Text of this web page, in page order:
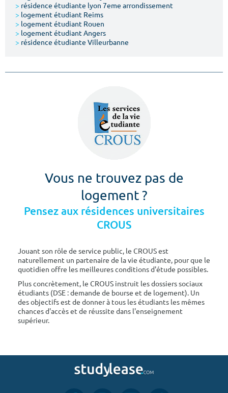
> résidence étudiante lyon 7eme arrondissement
> logement étudiant Reims
> logement étudiant Rouen
> logement étudiant Angers
> résidence étudiante Villeurbanne
Vous ne trouvez pas de
logement ?
Pensez aux résidences universitaires
CROUS
Jouant son rôle de service public, le CROUS est
naturellement un partenaire de la vie étudiante, pour que le
quotidien offre les meilleures conditions d'étude possibles.
Plus concrètement, le CROUS instruit les dossiers sociaux
étudiants (DSE : demande de bourse et de logement). Un
des objectifs est de donner à tous les étudiants les mêmes
chances d'accès et de réussite dans l'enseignement
supérieur.